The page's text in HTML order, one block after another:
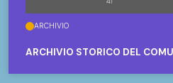
ARCHIVIO
ARCHIVIO STORICO DEL